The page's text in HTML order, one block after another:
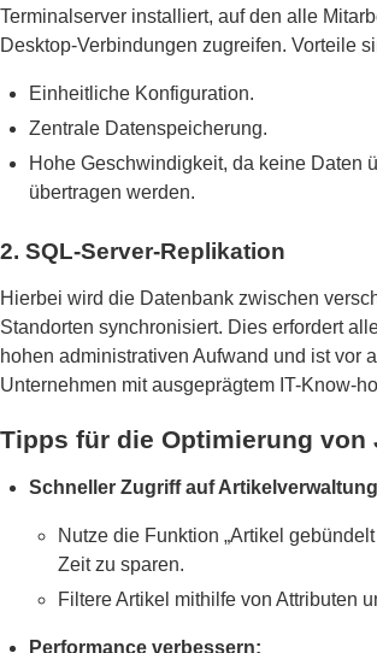
Terminalserver installiert, auf den alle
Desktop-Verbindungen zugreifen. Vorteile
Einheitliche Konfiguration.
Zentrale Datenspeicherung.
Hohe Geschwindigkeit, da keine Daten
übertragen werden.
2. SQL-Server-Replikation
Hierbei wird die Datenbank zwischen
Standorten synchronisiert. Dies erfordert
hohen administrativen Aufwand und ist vor
Unternehmen mit ausgeprägtem IT-Know-
Tipps für die Optimierung von
Schneller Zugriff auf
Nutze die Funktion „Artikel
Zeit zu sparen.
Filtere Artikel mithilfe von Attributen
Performance verbessern: